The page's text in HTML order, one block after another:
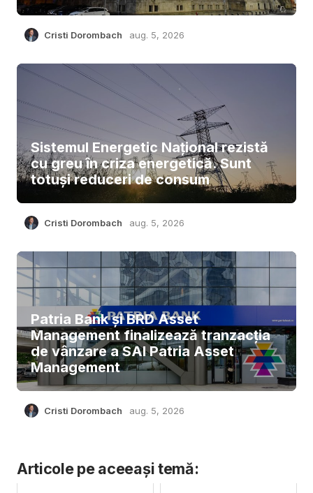
Cristi Dorombach aug. 5, 2026
Sistemul Energetic Național rezistă
cu greu în criza energetică. Sunt
totuși reduceri de consum
Cristi Dorombach aug. 5, 2026
Patria Bank și BRD Asset
Management finalizează tranzacția
de vânzare a SAI Patria Asset
Management
Cristi Dorombach aug. 5, 2026
Articole pe aceeași temă: